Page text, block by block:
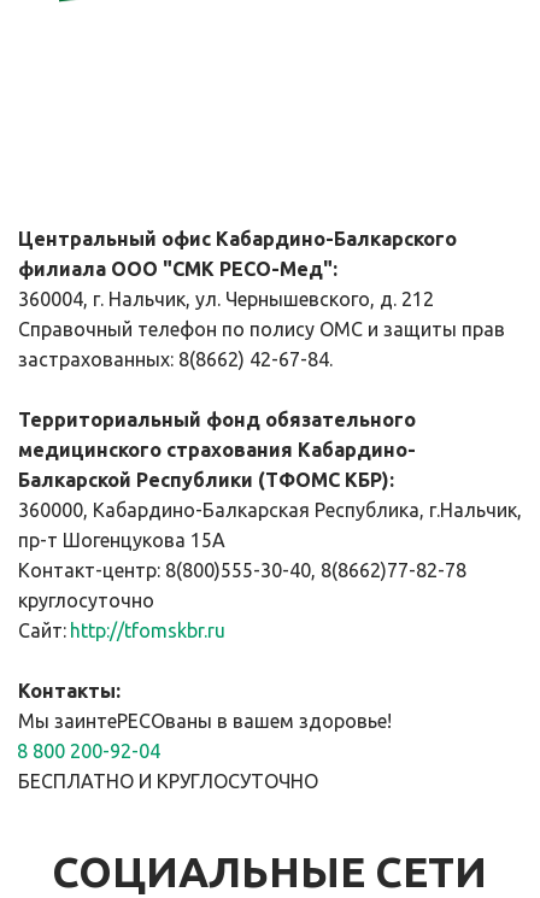
Центральный офис Кабардино-Балкарского
филиала ООО "СМК РЕСО-Мед":
360004, г. Нальчик, ул. Чернышевского, д. 212
Справочный телефон по полису ОМС и защиты прав
застрахованных: 8(8662) 42-67-84.
Территориальный фонд обязательного
медицинского страхования Кабардино-
Балкарской Республики (ТФОМС КБР):
360000, Кабардино-Балкарская Республика, г.Нальчик,
пр-т Шогенцукова 15А
Контакт-центр: 8(800)555-30-40, 8(8662)77-82-78
круглосуточно
Сайт: http://tfomskbr.ru
Контакты:
Мы заинтеРЕСОваны в вашем здоровье!
8 800 200-92-04
БЕСПЛАТНО И КРУГЛОСУТОЧНО
СОЦИАЛЬНЫЕ СЕТИ